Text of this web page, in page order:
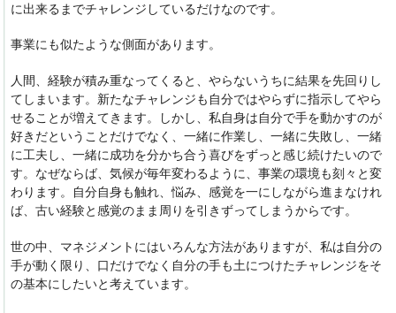
に出来るまでチャレンジしているだけなのです。
事業にも似たような側面があります。
人間、経験が積み重なってくると、やらないうちに結果を先回りし
てしまいます。新たなチャレンジも自分ではやらずに指示してやら
せることが増えてきます。しかし、私自身は自分で手を動かすのが
好きだということだけでなく、一緒に作業し、一緒に失敗し、一緒
に工夫し、一緒に成功を分かち合う喜びをずっと感じ続けたいので
す。なぜならば、気候が毎年変わるように、事業の環境も刻々と変
わります。自分自身も触れ、悩み、感覚を一にしながら進まなけれ
ば、古い経験と感覚のまま周りを引きずってしまうからです。
世の中、マネジメントにはいろんな方法がありますが、私は自分の
手が動く限り、口だけでなく自分の手も土につけたチャレンジをそ
の基本にしたいと考えています。